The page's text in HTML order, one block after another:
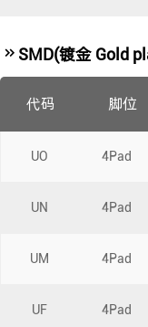
SMD(镀金 Gold
代码 脚位
UO 4Pad
UN 4Pad
UM 4Pad
UF 4Pad